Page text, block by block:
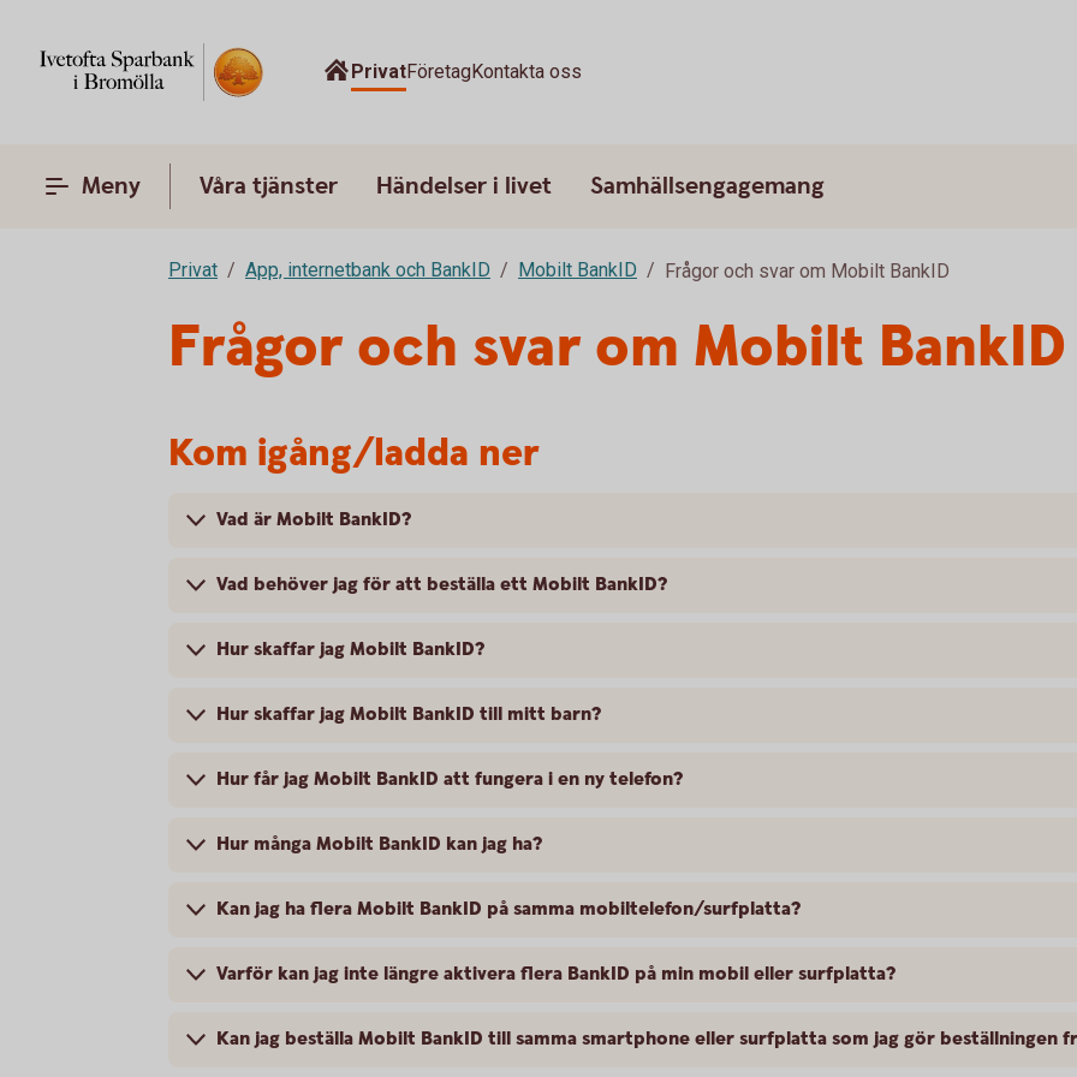
PrivatFöretagKontakta oss
Meny Våra tjänster Händelser i livet Samhällsengagemang
Privat App, internetbank och BankID Mobilt BankID Frågor och svar om Mobilt BankID
Frågor och svar om Mobilt BankID
Kom igång/ladda ner
Vad är Mobilt BankID?
Vad behöver jag för att beställa ett Mobilt BankID?
Hur skaffar jag Mobilt BankID?
Hur skaffar jag Mobilt BankID till mitt barn?
Hur får jag Mobilt BankID att fungera i en ny telefon?
Hur många Mobilt BankID kan jag ha?
Kan jag ha flera Mobilt BankID på samma mobiltelefon/surfplatta?
Varför kan jag inte längre aktivera flera BankID på min mobil eller surfplatta?
Kan jag beställa Mobilt BankID till samma smartphone eller surfplatta som jag gör beställningen